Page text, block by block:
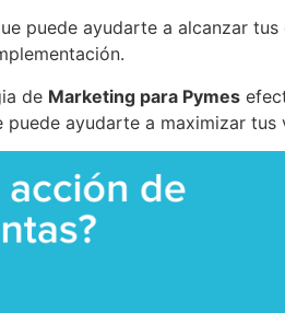
puede ayudarte a alcanzar
de Marketing para Pymes
ayudarte a maximizar